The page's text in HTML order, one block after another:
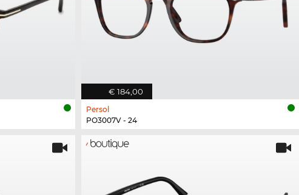
€ 184,00
Persol
PO3007V - 24